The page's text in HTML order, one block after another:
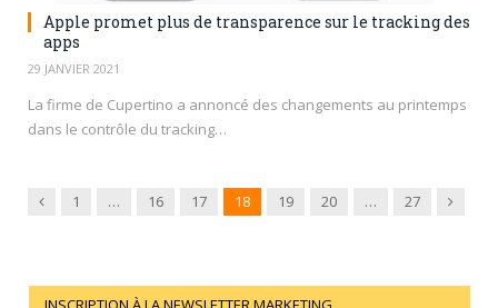
Apple promet plus de transparence sur le tracking des
apps
29 JANVIER 2021
La firme de Cupertino a annoncé des changements au printemps
dans le contrôle du tracking…
Previous
1 … 16 17 18 19 20 … 27 Next